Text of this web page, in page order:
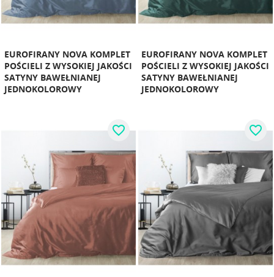
EUROFIRANY NOVA KOMPLET
POŚCIELI Z WYSOKIEJ JAKOŚCI
SATYNY BAWEŁNIANEJ
JEDNOKOLOROWY
EUROFIRANY NOVA KOMPLET
POŚCIELI Z WYSOKIEJ JAKOŚCI
SATYNY BAWEŁNIANEJ
JEDNOKOLOROWY
favorite_border favorite_border